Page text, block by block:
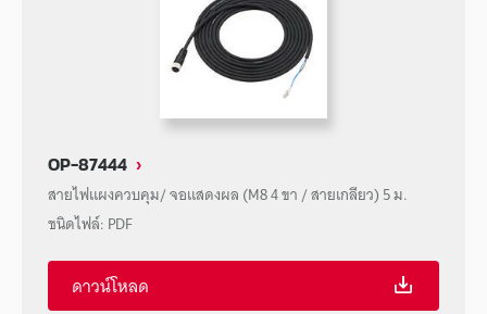
OP-87444
สายไฟแผงควบคุม/ จอแสดงผล (M8 4 ขา / สายเกลียว) 5 ม.
ชนิดไฟล์: PDF
ดาวน์โหลด